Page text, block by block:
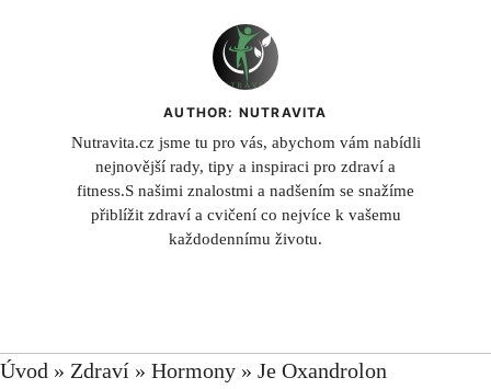
AUTHOR: NUTRAVITA
Nutravita.cz jsme tu pro vás, abychom vám nabídli
nejnovější rady, tipy a inspiraci pro zdraví a
fitness.S našimi znalostmi a nadšením se snažíme
přiblížit zdraví a cvičení co nejvíce k vašemu
každodennímu životu.
Úvod » Zdraví » Hormony » Je Oxandrolon